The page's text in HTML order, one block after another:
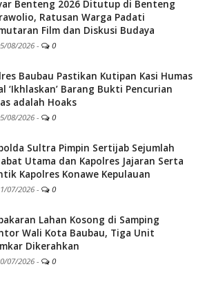
Benteng 2026 Ditutup di Benteng
Ratusan Warga Padati
Film dan Diskusi Budaya
08/2026 - 0
Baubau Pastikan Kutipan Kasi Humas
‘Ikhlaskan’ Barang Bukti Pencurian
adalah Hoaks
08/2026 - 0
Sultra Pimpin Sertijab Sejumlah
Utama dan Kapolres Jajaran Serta
Kapolres Konawe Kepulauan
07/2026 - 0
Lahan Kosong di Samping
Wali Kota Baubau, Tiga Unit
Dikerahkan
07/2026 - 0